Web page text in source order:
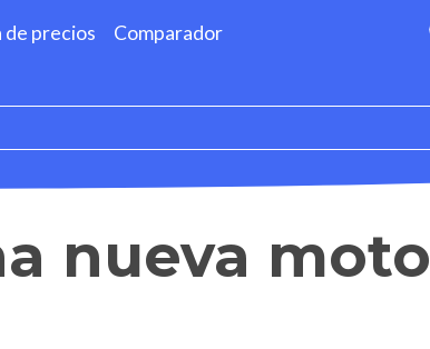
de precios Comparador
nueva moto